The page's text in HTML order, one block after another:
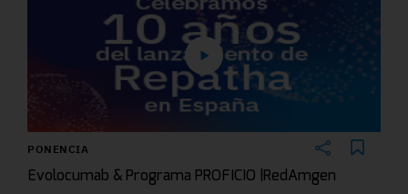
PONENCIA
Evolocumab & Programa PROFICIO |RedAmgen